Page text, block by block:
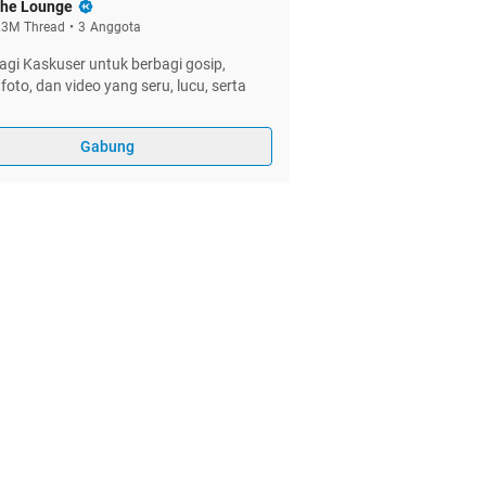
Lounge
Thread • 3 Anggota
Kaskuser untuk berbagi gosip,
dan video yang seru, lucu, serta
Gabung